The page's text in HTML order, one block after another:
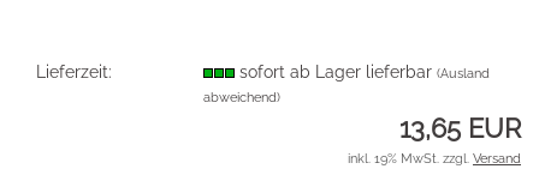
Lieferzeit: sofort ab Lager lieferbar(Ausland
abweichend)
13,65 EUR
inkl. 19% MwSt. zzgl. Versand